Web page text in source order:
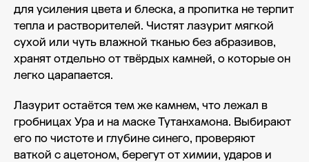
для усиления цвета и блеска, а пропитка не терпит
тепла и растворителей. Чистят лазурит мягкой
сухой или чуть влажной тканью без абразивов,
хранят отдельно от твёрдых камней, о которые он
легко царапается.
Лазурит остаётся тем же камнем, что лежал в
гробницах Ура и на маске Тутанхамона. Выбирают
его по чистоте и глубине синего, проверяют
ваткой с ацетоном, берегут от химии, ударов и